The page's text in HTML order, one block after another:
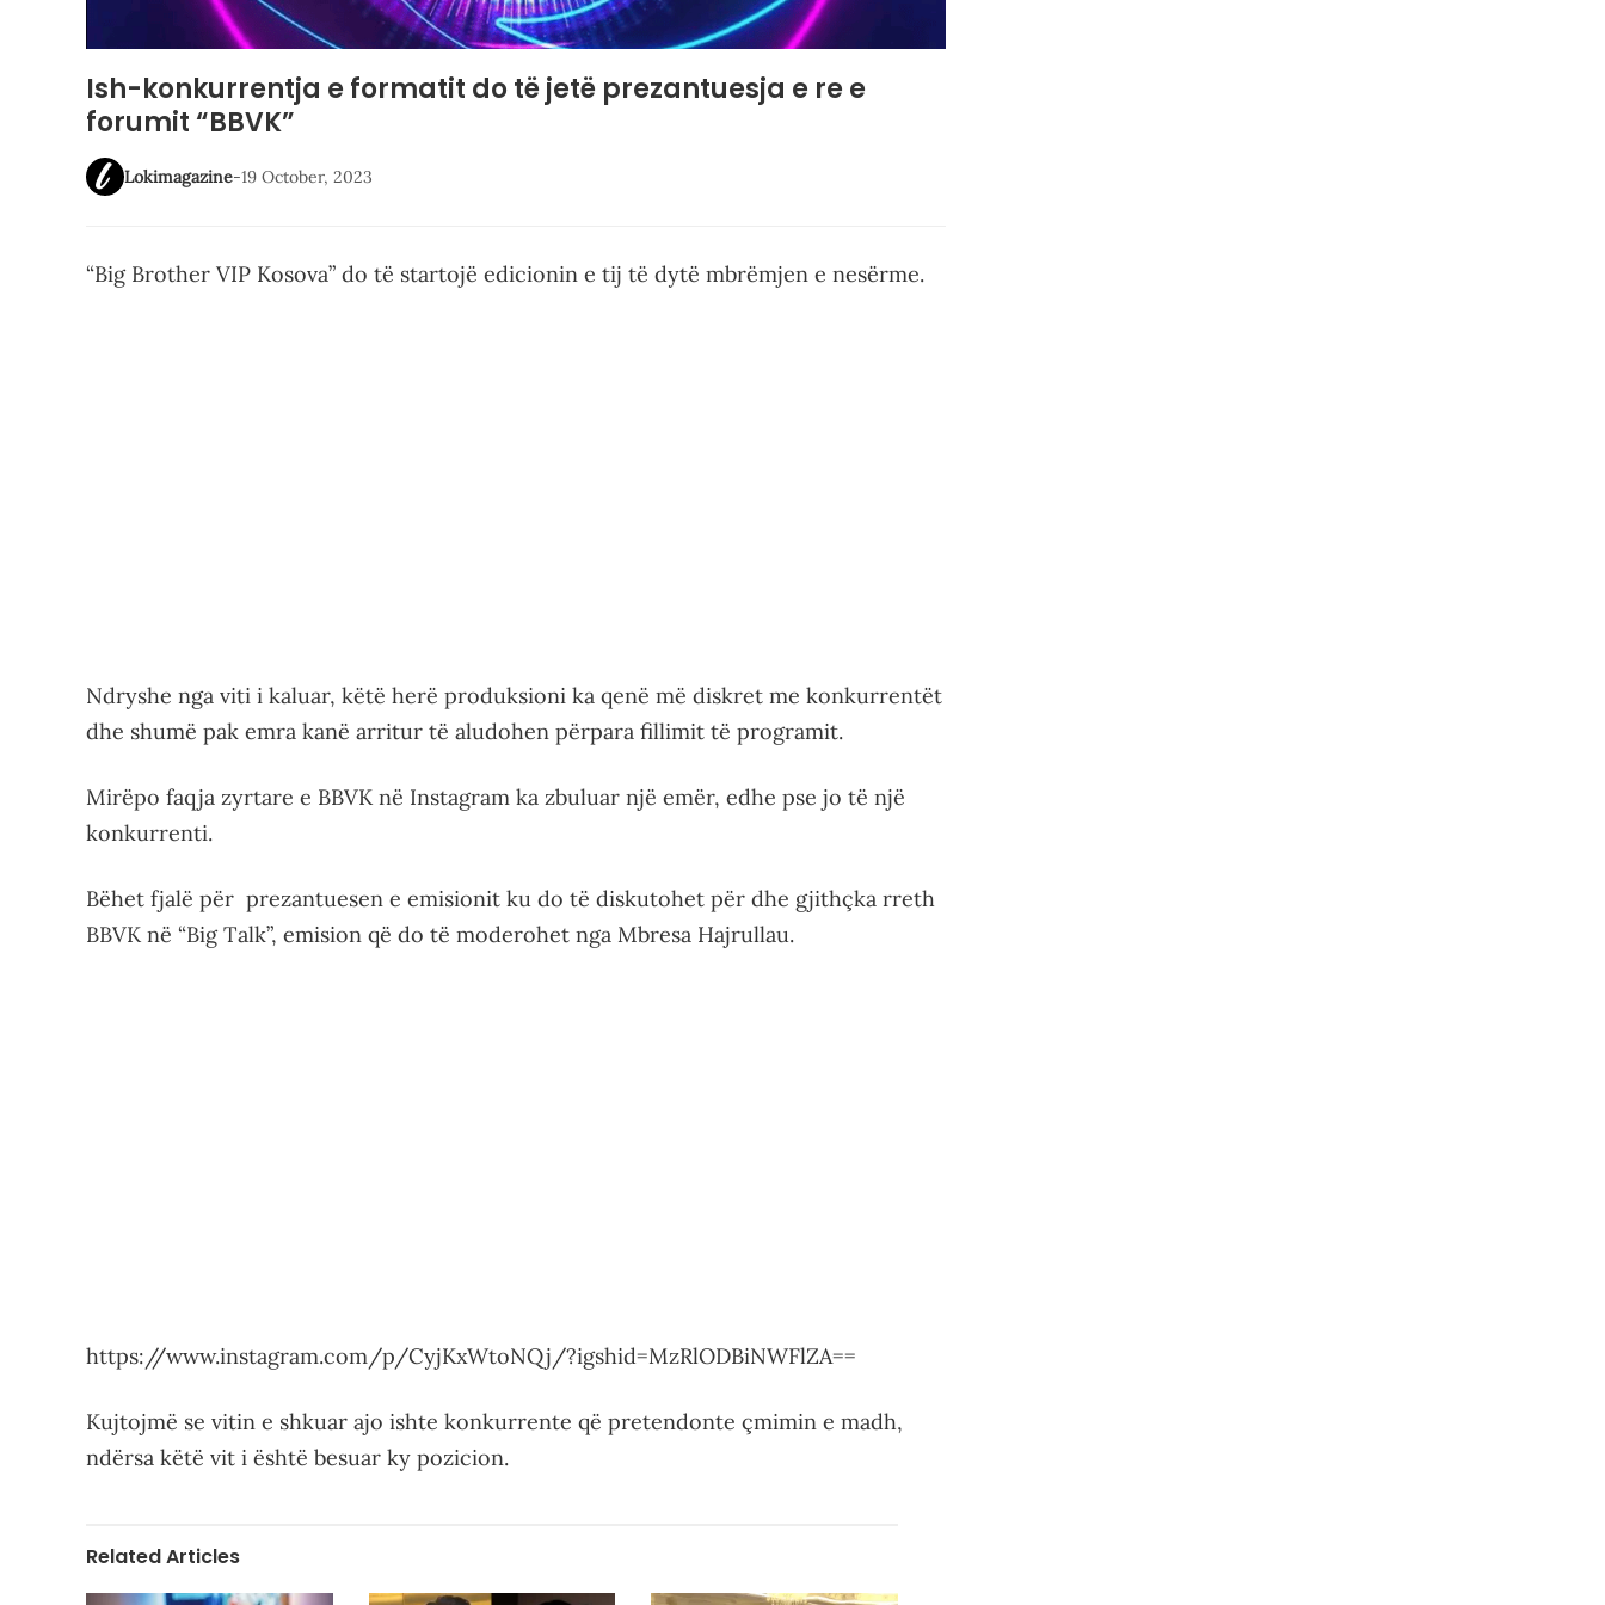
Ish-konkurrentja e formatit do të jetë prezantuesja e re e
forumit “BBVK”
Lokimagazine-19 October, 2023
“Big Brother VIP Kosova” do të startojë edicionin e tij të dytë mbrëmjen e nesërme.
Ndryshe nga viti i kaluar, këtë herë produksioni ka qenë më diskret me konkurrentët
dhe shumë pak emra kanë arritur të aludohen përpara fillimit të programit.
Mirëpo faqja zyrtare e BBVK në Instagram ka zbuluar një emër, edhe pse jo të një
konkurrenti.
Bëhet fjalë për prezantuesen e emisionit ku do të diskutohet për dhe gjithçka rreth
BBVK në “Big Talk”, emision që do të moderohet nga Mbresa Hajrullau.
https://www.instagram.com/p/CyjKxWtoNQj/?igshid=MzRlODBiNWFlZA==
Kujtojmë se vitin e shkuar ajo ishte konkurrente që pretendonte çmimin e madh,
ndërsa këtë vit i është besuar ky pozicion.
Related Articles